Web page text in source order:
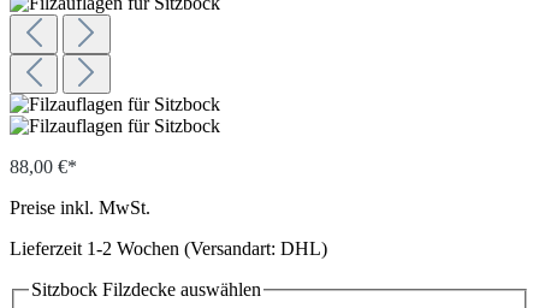
88,00 €*
Preise inkl. MwSt.
Lieferzeit 1-2 Wochen (Versandart: DHL)
Sitzbock Filzdecke auswählen